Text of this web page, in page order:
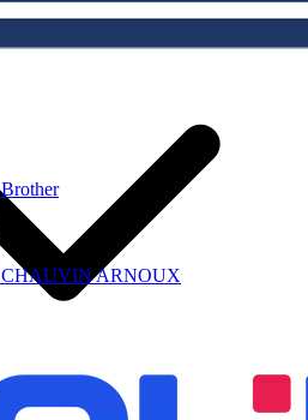
Brother
CHAUVIN ARNOUX